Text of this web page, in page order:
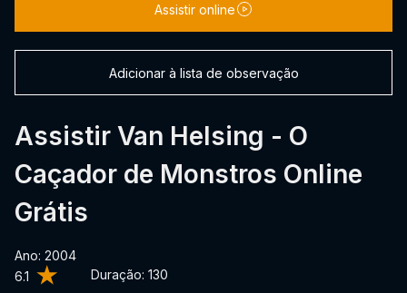
6.1 Duração: 130
Assistir Van Helsing - O
Caçador de Monstros Online
Grátis
Ano: 2004
Assistir online
Adicionar à lista de observação